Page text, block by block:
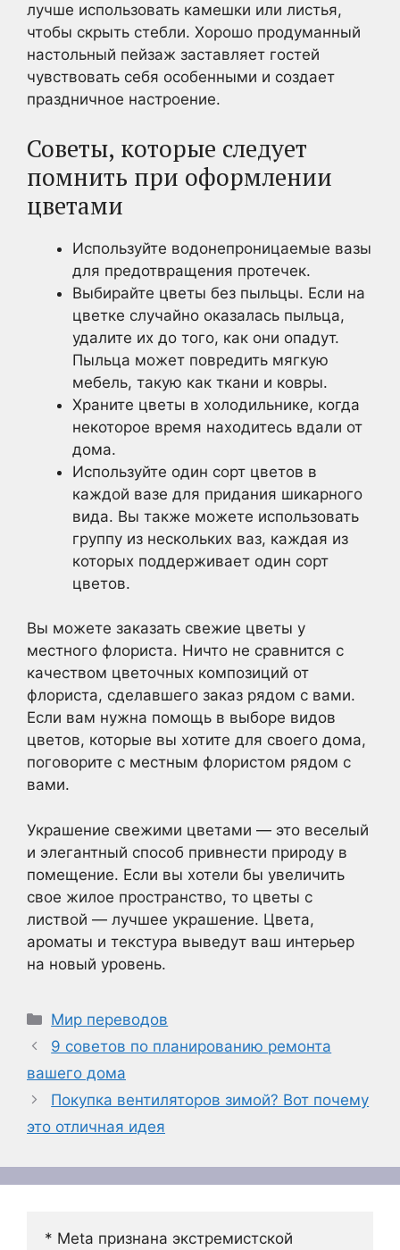
лучше использовать камешки или листья,
чтобы скрыть стебли. Хорошо продуманный
настольный пейзаж заставляет гостей
чувствовать себя особенными и создает
праздничное настроение.
Советы, которые следует
помнить при оформлении
цветами
Используйте водонепроницаемые вазы
для предотвращения протечек.
Выбирайте цветы без пыльцы. Если на
цветке случайно оказалась пыльца,
удалите их до того, как они опадут.
Пыльца может повредить мягкую
мебель, такую как ткани и ковры.
Храните цветы в холодильнике, когда
некоторое время находитесь вдали от
дома.
Используйте один сорт цветов в
каждой вазе для придания шикарного
вида. Вы также можете использовать
группу из нескольких ваз, каждая из
которых поддерживает один сорт
цветов.
Вы можете заказать свежие цветы у
местного флориста. Ничто не сравнится с
качеством цветочных композиций от
флориста, сделавшего заказ рядом с вами.
Если вам нужна помощь в выборе видов
цветов, которые вы хотите для своего дома,
поговорите с местным флористом рядом с
вами.
Украшение свежими цветами — это веселый
и элегантный способ привнести природу в
помещение. Если вы хотели бы увеличить
свое жилое пространство, то цветы с
листвой — лучшее украшение. Цвета,
ароматы и текстура выведут ваш интерьер
на новый уровень.
Рубрики
Мир переводов
9 советов по планированию ремонта
вашего дома
Покупка вентиляторов зимой? Вот почему
это отличная идея
* Meta признана экстремистской